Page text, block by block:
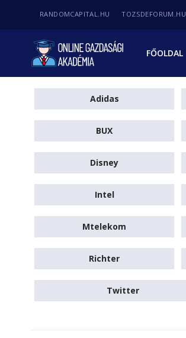
RANDOMCAPITAL.HU TOZSDEFORUM.HU
FŐOLDAL
Adidas
BUX
Disney
Intel
Mtelekom
Richter
Twitter